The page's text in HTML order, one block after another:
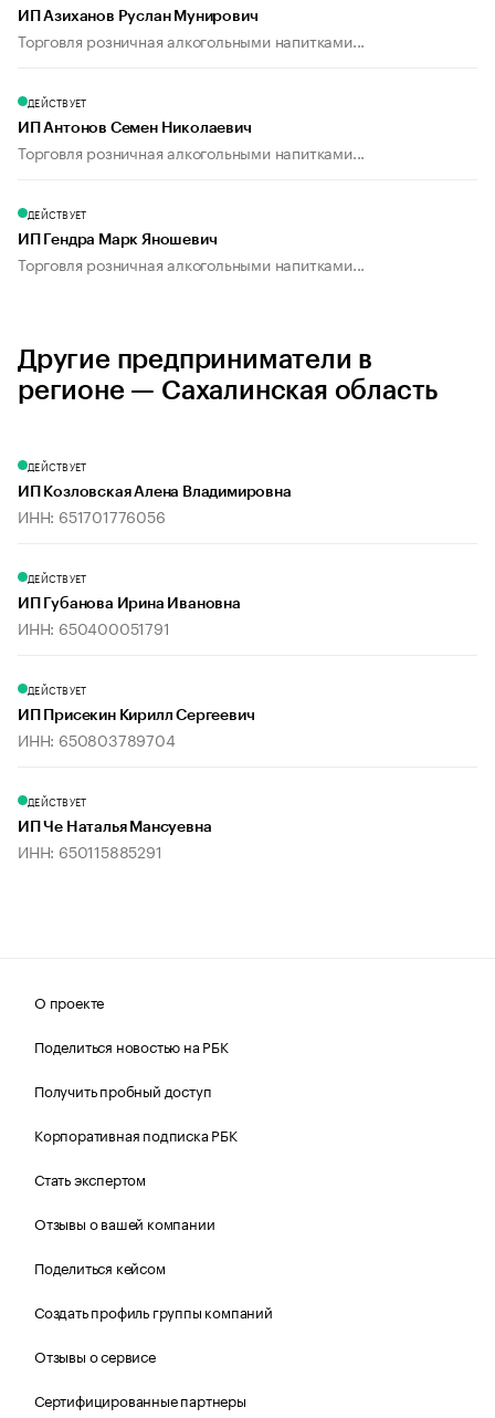
ИП Азиханов Руслан Мунирович
Торговля розничная алкогольными напитками...
ДЕЙСТВУЕТ
ИП Антонов Семен Николаевич
Торговля розничная алкогольными напитками...
ДЕЙСТВУЕТ
ИП Гендра Марк Яношевич
Торговля розничная алкогольными напитками...
Другие предприниматели в
регионе — Сахалинская область
ДЕЙСТВУЕТ
ИП Козловская Алена Владимировна
ИНН: 651701776056
ДЕЙСТВУЕТ
ИП Губанова Ирина Ивановна
ИНН: 650400051791
ДЕЙСТВУЕТ
ИП Присекин Кирилл Сергеевич
ИНН: 650803789704
ДЕЙСТВУЕТ
ИП Че Наталья Мансуевна
ИНН: 650115885291
О проекте
Поделиться новостью на РБК
Получить пробный доступ
Корпоративная подписка РБК
Стать экспертом
Отзывы о вашей компании
Поделиться кейсом
Создать профиль группы компаний
Отзывы о сервисе
Сертифицированные партнеры